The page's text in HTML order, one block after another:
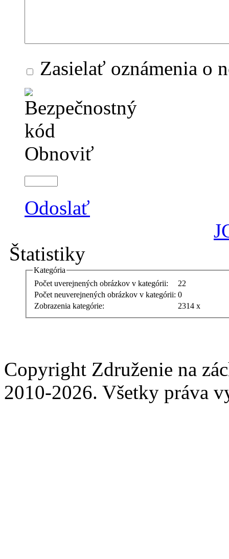
Zasielať oznámenia o
Obnoviť
Odoslať
Štatistiky
Kategória
Počet uverejnených obrázkov v kategórii:
22
Počet neuverejnených obrázkov v kategórii: 0
Zobrazenia kategórie:
2314 x
Copyright Združenie na
2010-2026. Všetky práva